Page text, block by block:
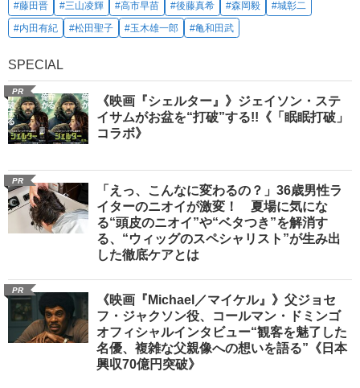
#藤田晋 #三山凌輝 #高市早苗 #後藤真希 #森岡毅
#城彰二
#内田有紀
#松田聖子 #玉木雄一郎 #亀和田武
SPECIAL
PR
《映画『シェルター』》ジェイソン・ステ
イサムがお盆を“打破”する!!《「眠眠打破」
コラボ》
PR
「えっ、こんなに変わるの？」36歳男性ラ
イターのニオイが激変！ 夏場に気にな
る“頭皮のニオイ”や“ベタつき”を解消す
る、“ウィッグのスペシャリスト”が生み出
した徹底ケアとは
PR
《映画『Michael／マイケル』》父ジョセ
フ・ジャクソン役、コールマン・ドミンゴ
オフィシャルインタビュー“観客を魅了した
名優、複雑な父親像への想いを語る”《日本
興収70億円突破》